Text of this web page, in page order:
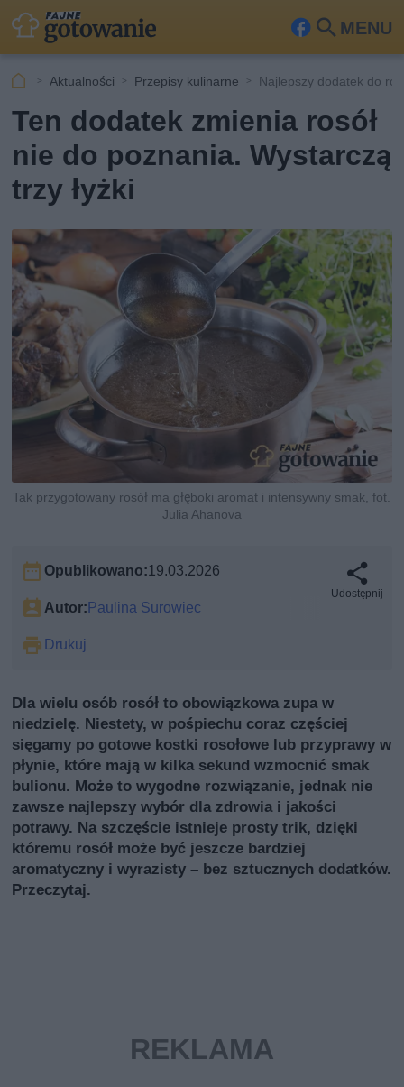
MENU
Fa
ook
Szu
kaj
Aktualności Przepisy kulinarne Najlepszy dodatek do
Ten dodatek zmienia rosół
nie do poznania. Wystarczą
trzy łyżki
Tak przygotowany rosół ma głęboki aromat i intensywny smak, fot.
Julia Ahanova
Opublikowano:19.03.2026
Autor:Paulina Surowiec
Drukuj
Udostępnij
Dla wielu osób rosół to obowiązkowa zupa w
niedzielę. Niestety, w pośpiechu coraz częściej
sięgamy po gotowe kostki rosołowe lub przyprawy w
płynie, które mają w kilka sekund wzmocnić smak
bulionu. Może to wygodne rozwiązanie, jednak nie
zawsze najlepszy wybór dla zdrowia i jakości
potrawy. Na szczęście istnieje prosty trik, dzięki
któremu rosół może być jeszcze bardziej
aromatyczny i wyrazisty – bez sztucznych dodatków.
Przeczytaj.